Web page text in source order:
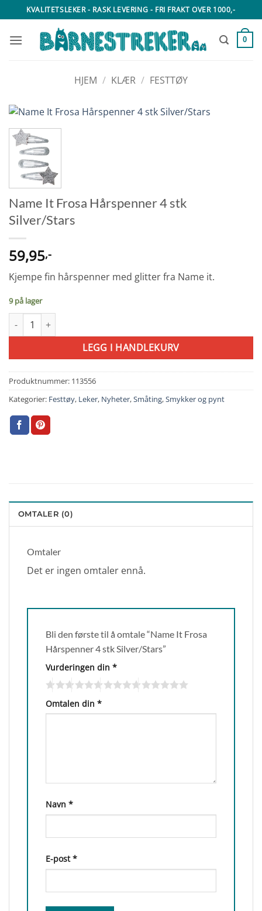
to
content
KVALITETSLEKER - RASK LEVERING - FRI FRAKT OVER 1000,-
0
HJEM / KLÆR / FESTTØY
Name It Frosa Hårspenner 4 stk
Silver/Stars
59,95,-
Kjempe fin hårspenner med glitter fra Name it.
9 på lager
Name It Frosa Hårspenner 4 stk Silver/Stars antall
LEGG I HANDLEKURV
Produktnummer: 113556
Kategorier: Festtøy, Leker, Nyheter,Småting,Smykker og pynt
OMTALER (0)
Omtaler
Det er ingen omtaler ennå.
Bli den første til å omtale “Name It Frosa
Hårspenner 4 stk Silver/Stars”
Vurderingen din *
Omtalen din *
Navn *
E-post*